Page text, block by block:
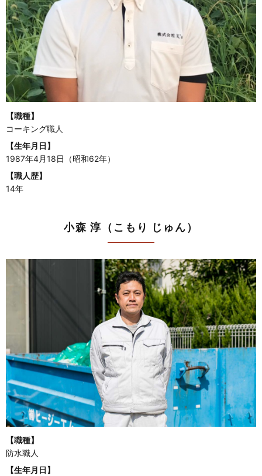
【職種】
コーキング職人
【生年月日】
1987年4月18日（昭和62年）
【職人歴】
14年
小森 淳（こもり じゅん）
【職種】
防水職人
【生年月日】